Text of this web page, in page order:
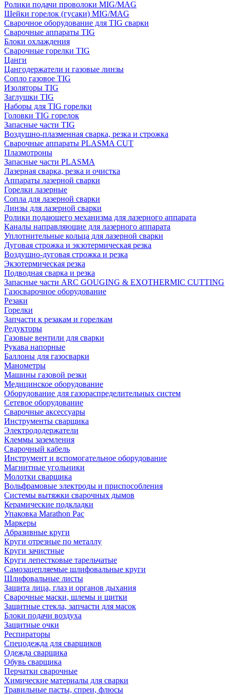
Ролики подачи проволоки MIG/MAG
Шейки горелок (гусаки) MIG/MAG
Сварочное оборудование для TIG сварки
Сварочные аппараты TIG
Блоки охлаждения
Сварочные горелки TIG
Цанги
Цангодержатели и газовые линзы
Сопло газовое TIG
Изоляторы TIG
Заглушки TIG
Наборы для TIG горелки
Головки TIG горелок
Запасные части TIG
Воздушно-плазменная сварка, резка и строжка
Сварочные аппараты PLASMA CUT
Плазмотроны
Запасные части PLASMA
Лазерная сварка, резка и очистка
Аппараты лазерной сварки
Горелки лазерные
Сопла для лазерной сварки
Линзы для лазерной сварки
Ролики подающего механизма для лазерного аппарата
Каналы направляющие для лазерного аппарата
Уплотнительные кольца для лазерной сварки
Дуговая строжка и экзотермическая резка
Воздушно-дуговая строжка и резка
Экзотермическая резка
Подводная сварка и резка
Запасные части ARC GOUGING & EXOTHERMIC CUTTING
Газосварочное оборудование
Резаки
Горелки
Запчасти к резакам и горелкам
Редукторы
Газовые вентили для сварки
Рукава напорные
Баллоны для газосварки
Манометры
Машины газовой резки
Медицинское оборудование
Оборудование для газораспределительных систем
Сетевое оборудование
Сварочные аксессуары
Инструменты сварщика
Электрододержатели
Клеммы заземления
Сварочный кабель
Инструмент и вспомогательное оборудование
Магнитные угольники
Молотки сварщика
Вольфрамовые электроды и приспособления
Системы вытяжки сварочных дымов
Керамические подкладки
Упаковка Marathon Pac
Маркеры
Абразивные круги
Круги отрезные по металлу
Круги зачистные
Круги лепестковые тарельчатые
Самозацепляемые шлифовальные круги
Шлифовальные листы
Защита лица, глаз и органов дыхания
Сварочные маски, шлемы и щитки
Защитные стекла, запчасти для масок
Блоки подачи воздуха
Защитные очки
Респираторы
Спецодежда для сварщиков
Одежда сварщика
Обувь сварщика
Перчатки сварочные
Химические материалы для сварки
Травильные пасты, спреи, флюсы